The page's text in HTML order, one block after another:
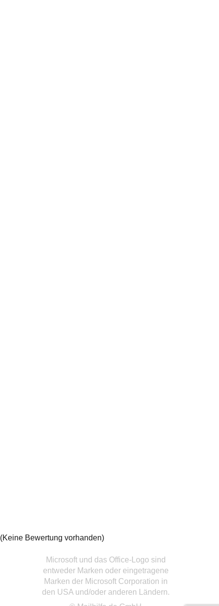
(Keine Bewertung vorhanden)
Microsoft und das Office-Logo sind
entweder Marken oder eingetragene
Marken der Microsoft Corporation in
den USA und/oder anderen Ländern.